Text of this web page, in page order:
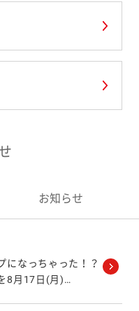
お知らせ
になっちゃった！？
8月17日(月)…